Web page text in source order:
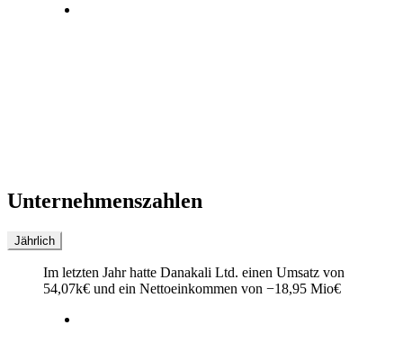
Unternehmenszahlen
Jährlich
Im letzten Jahrhatte Danakali Ltd. einen Umsatz von
54,07k€ und ein Nettoeinkommen von −18,95 Mio€